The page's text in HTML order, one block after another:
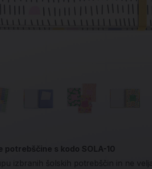
potrebščine s kodo SOLA-10
izbranih šolskih potrebščin in ne